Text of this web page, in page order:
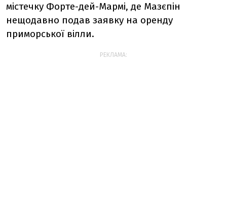
містечку Форте-дей-Мармі, де Мазєпін
нещодавно подав заявку на оренду
приморської вілли.
РЕКЛАМА: